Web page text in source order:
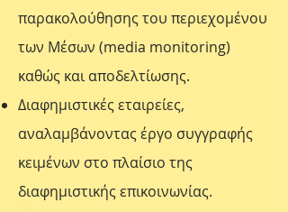
παρακολούθησης του περιεχομένου
των Μέσων (media monitoring)
καθώς και αποδελτίωσης.
Διαφημιστικές εταιρείες,
αναλαμβάνοντας έργο συγγραφής
κειμένων στο πλαίσιο της
διαφημιστικής επικοινωνίας.